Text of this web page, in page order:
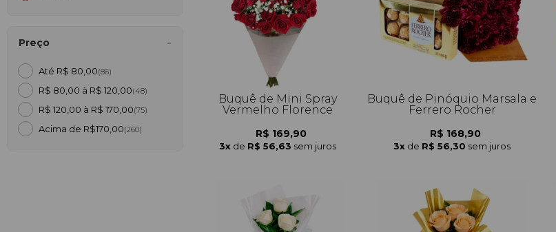
Preço
Até R$ 80,00(86)
R$ 80,00 à R$ 120,00(48)
R$ 120,00 à R$ 170,00(75)
Acima de R$170,00(260)
Buquê de Mini Spray
Vermelho Florence
R$ 169,90
3x de R$ 56,63 sem juros
Buquê de Pinóquio Marsala e
Ferrero Rocher
R$ 168,90
3x de R$ 56,30 sem juros